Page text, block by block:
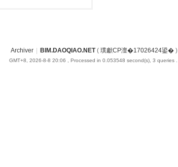
Archiver BIM.DAOQIAO.NET( 璞獻CP澶�17026424鍙� )
GMT+8, 2026-8-8 20:06 , Processed in 0.053548 second(s), 3 queries .